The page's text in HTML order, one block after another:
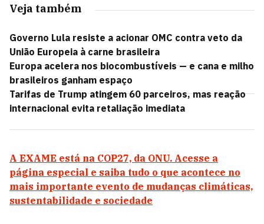
Veja também
Governo Lula resiste a acionar OMC contra veto da
União Europeia à carne brasileira
Europa acelera nos biocombustíveis — e cana e milho
brasileiros ganham espaço
Tarifas de Trump atingem 60 parceiros, mas reação
internacional evita retaliação imediata
A EXAME está na COP27, da ONU. Acesse a
página especial e saiba tudo o que acontece no
mais importante evento de mudanças climáticas,
sustentabilidade e sociedade